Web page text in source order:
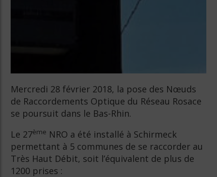
Mercredi 28 février 2018, la pose des Nœuds
de Raccordements Optique du Réseau Rosace
se poursuit dans le Bas-Rhin.
Le 27ème NRO a été installé à Schirmeck
permettant à 5 communes de se raccorder au
Très Haut Débit, soit l’équivalent de plus de
1200 prises :